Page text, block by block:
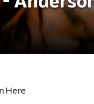
Here